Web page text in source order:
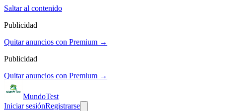
Saltar al contenido
Publicidad
Quitar anuncios con Premium →
Publicidad
Quitar anuncios con Premium →
MundoTest
Iniciar sesiónRegistrarse